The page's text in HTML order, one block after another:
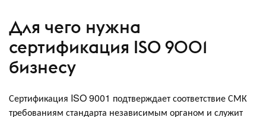
Для чего нужна
сертификация ISO 9001
бизнесу
Сертификация ISO 9001 подтверждает соответствие СМК
требованиям стандарта независимым органом и служит